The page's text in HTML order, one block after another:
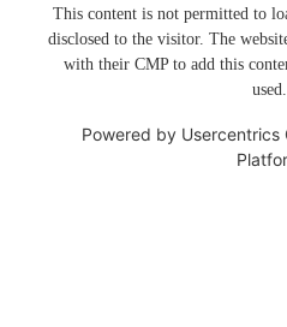
This content is not permitted to
disclosed to the visitor. The
with their CMP to add this
used.
Powered by Usercentrics